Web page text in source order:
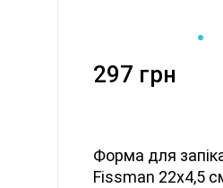
297 грн
Форма для
Fissman 22х4,5